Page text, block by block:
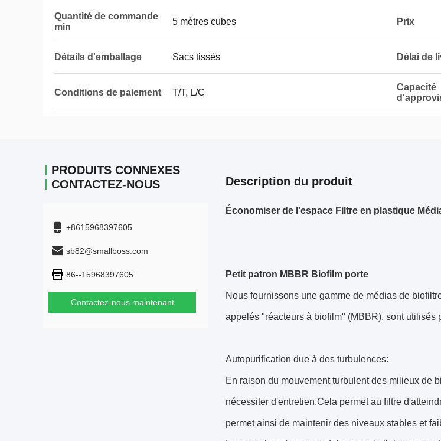
Quantité de commande
min
5 mètres cubes Prix
Détails d'emballage Sacs tissés Délai de
Conditions de paiement T/T, L/C
Capacité
PRODUITS CONNEXES
CONTACTEZ-NOUS
+8615968397605
sb82@smallboss.com
86--15968397605
Contactez-nous maintenant
Description du produit
Économiser de l'espace Filtre en plastique
Petit patron MBBR Biofilm porte
Nous fournissons une gamme de médias de
appelés "réacteurs à biofilm" (MBBR), sont utilisés
Autopurification due à des turbulences:
En raison du mouvement turbulent des milieux de
nécessiter d'entretien.Cela permet au filtre
permet ainsi de maintenir des niveaux stables et